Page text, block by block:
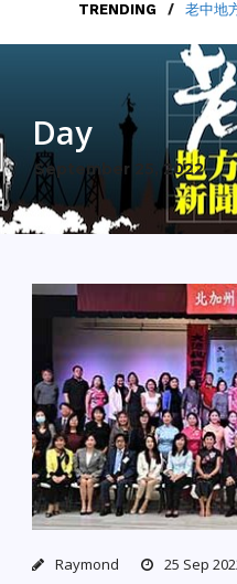
TRENDING / 老中地
Day
September 25, 2022
Raymond 25 Sep